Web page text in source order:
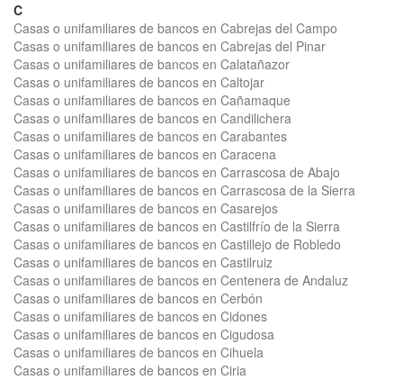
C
Casas o unifamiliares de bancos en Cabrejas del Campo
Casas o unifamiliares de bancos en Cabrejas del Pinar
Casas o unifamiliares de bancos en Calatañazor
Casas o unifamiliares de bancos en Caltojar
Casas o unifamiliares de bancos en Cañamaque
Casas o unifamiliares de bancos en Candilichera
Casas o unifamiliares de bancos en Carabantes
Casas o unifamiliares de bancos en Caracena
Casas o unifamiliares de bancos en Carrascosa de Abajo
Casas o unifamiliares de bancos en Carrascosa de la Sierra
Casas o unifamiliares de bancos en Casarejos
Casas o unifamiliares de bancos en Castilfrío de la Sierra
Casas o unifamiliares de bancos en Castillejo de Robledo
Casas o unifamiliares de bancos en Castilruiz
Casas o unifamiliares de bancos en Centenera de Andaluz
Casas o unifamiliares de bancos en Cerbón
Casas o unifamiliares de bancos en Cidones
Casas o unifamiliares de bancos en Cigudosa
Casas o unifamiliares de bancos en Cihuela
Casas o unifamiliares de bancos en Ciria